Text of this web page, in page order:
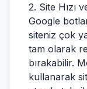
2. Site Hızı
Google
siteniz çok
tam olarak
bırakabilir.
kullanarak